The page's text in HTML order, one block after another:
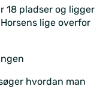
18 pladser og ligger
lige overfor
hvordan man